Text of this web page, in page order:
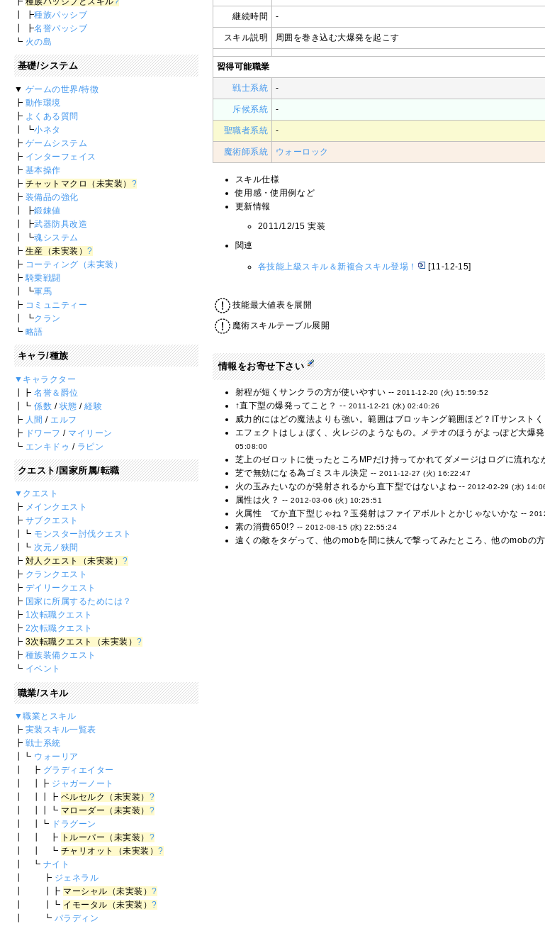
継続時間 -
スキル説明 周囲を巻き込む大爆発を起こす
習得可能職業
戦士系統 -
斥候系統 -
聖職者系統 -
魔術師系統 ウォーロック
スキル仕様
使用感・使用例など
更新情報
2011/12/15 実装
関連
各技能上級スキル＆新複合スキル登場！ [11-12-15]
技能最大値表を展開
魔術スキルテーブル展開
情報をお寄せ下さい
射程が短くサンクラの方が使いやすい --2011-12-20 (火) 15:59:52
↑直下型の爆発ってこと？ -- 2011-12-21 (水) 02:40:26
威力的にはどの魔法よりも強い。範囲はブロッキング範囲ほど？ITサンスト
エフェクトはしょぼく、火レジのようなもの。メテオのほうがよっぽど大爆
05:08:00
芝上のゼロットに使ったところMPだけ持ってかれてダメージはログに流れ
芝で無効になる為ゴミスキル決定 --2011-12-27 (火) 16:22:47
火の玉みたいなのが発射されるから直下型ではないよね -- 2012-02-29 (水)
属性は火？ --2012-03-06 (火) 10:25:51
火属性 てか直下型じゃね？玉発射はファイアボルトとかじゃないかな --
素の消費650!? --2012-08-15 (水) 22:55:24
遠くの敵をタゲって、他のmobを間に挟んで撃ってみたところ、他のmobの
┃ ┣種族パッシブ
┃ ┣名誉パッシブ
┗ 火の島
基礎/システム
▼ ゲームの世界/特徴
┣ 動作環境
┣ よくある質問
┃ ┗小ネタ
┣ ゲームシステム
┣ インターフェイス
┣ 基本操作
┣ チャットマクロ（未実装） ?
┣ 装備品の強化
┃ ┣鍛錬値
┃ ┣武器防具改造
┃ ┗魂システム
┣ 生産（未実装）?
┣ コーティング（未実装）
┣ 騎乗戦闘
┃ ┗軍馬
┣ コミュニティー
┃ ┗クラン
┗ 略語
キャラ/種族
▼キャラクター
┃┣名誉＆爵位
┃┗係数 / 状態 /経験
┣ 人間 / エルフ
┣ ドワーフ / マイリーン
┗ エンキドゥ / ラピン
クエスト/国家所属/転職
▼クエスト
┣ メインクエスト
┣ サブクエスト
┃┗ モンスター討伐クエスト
┃┗ 次元ノ狭間
┣ 対人クエスト（未実装）?
┣ クランクエスト
┣ デイリークエスト
┣ 国家に所属するためには？
┣ 1次転職クエスト
┣ 2次転職クエスト
┣ 3次転職クエスト（未実装）?
┣ 種族装備クエスト
┗ イベント
職業/スキル
▼職業とスキル
┣ 実装スキル一覧表
┣ 戦士系統
┃┗ ウォーリア
┃ ┣ グラディエイター
┃ ┃┣ ジャガーノート
┃ ┃┃┣ ベルセルク（未実装） ?
┃ ┃┃┗ マローダー（未実装） ?
┃ ┃┗ ドラグーン
┃ ┃ ┣ トルーパー（未実装） ?
┃ ┃ ┗ チャリオット（未実装）?
┃ ┗ ナイト
┃ ┣ ジェネラル
┃ ┃┣ マーシャル（未実装）?
┃ ┃┗ イモータル（未実装）?
┃ ┗ パラディン